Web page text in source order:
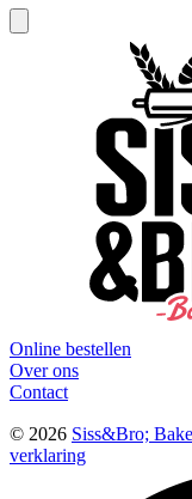
Online bestellen
Over ons
Contact
© 2026 Siss&Bro;
verklaring